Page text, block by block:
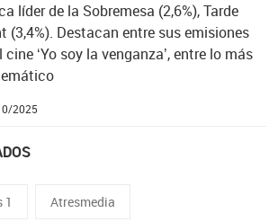
líder de la Sobremesa (2,6%), Tarde
(3,4%). Destacan entre sus emisiones
cine ‘Yo soy la venganza’, entre lo más
2025
1 Atresmedia